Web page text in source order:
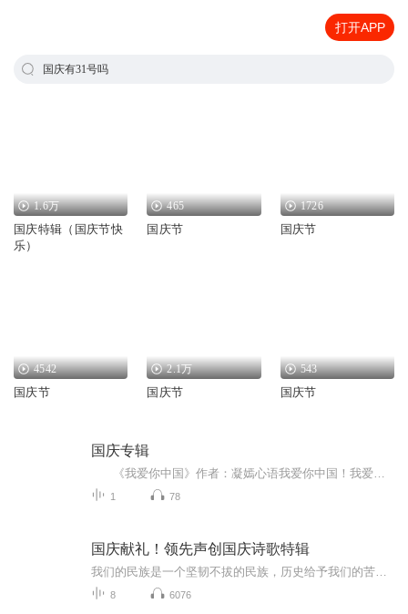
打开APP
国庆有31号吗
1.6万
国庆特辑（国庆节快
乐）
465
国庆节
1726
国庆节
4542
国庆节
2.1万
国庆节
543
国庆节
国庆专辑
1 78
国庆献礼！领先声创国庆诗歌特辑
8 6076